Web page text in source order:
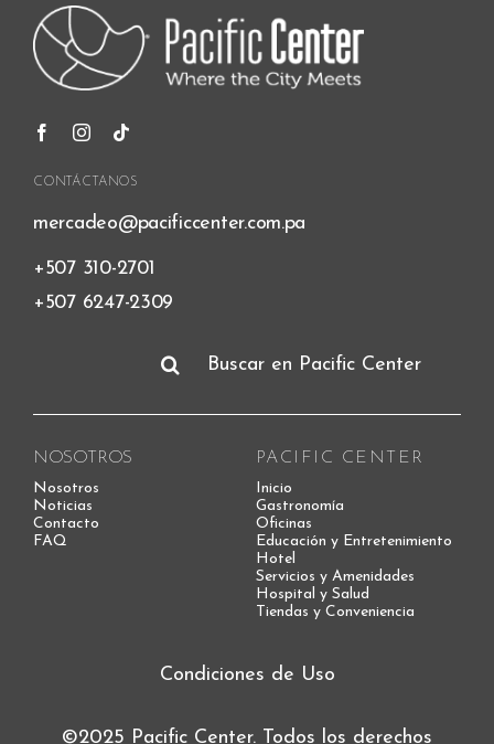
CONTÁCTANOS
mercadeo@pacificcenter.com.pa
+507 310-2701
+507 6247-2309
NOSOTROS
Nosotros
Noticias
Contacto
FAQ
PACIFIC CENTER
Inicio
Gastronomía
Oficinas
Educación y Entretenimiento
Hotel
Servicios y Amenidades
Hospital y Salud
Tiendas y Conveniencia
©2025 Pacific Center. Todos los derechos
Condiciones de Uso